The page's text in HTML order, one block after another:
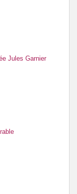
Jules Garnier